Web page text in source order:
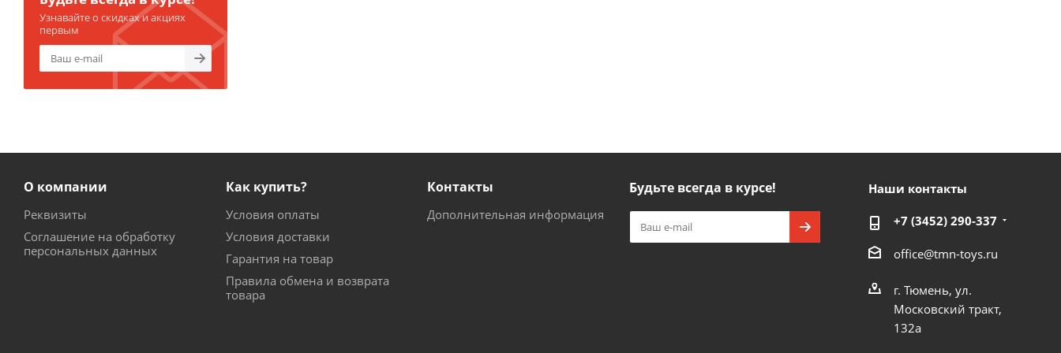
Узнавайте о скидках и акциях
первым
О компании
Реквизиты
Соглашение на обработку
персональных данных
Как купить?
Условия оплаты
Условия доставки
Гарантия на товар
Правила обмена и возврата
товара
Контакты
Дополнительная информация
Будьте всегда в курсе! Наши контакты
+7 (3452) 290-337
office@tmn-toys.ru
г. Тюмень, ул.
Московский тракт,
132а